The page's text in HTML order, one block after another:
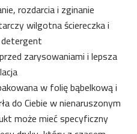
rozdarcia i zginanie
wilgotna ściereczka i
zarysowaniami i lepsza
w folię bąbelkową i
do Ciebie w nienaruszonym
może mieć specyficzny